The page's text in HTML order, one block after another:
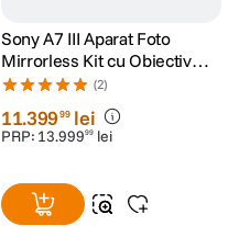
Sony A7 III Aparat Foto
Mirrorless Kit cu Obiectiv
Sony FE SEL 24-105mm F4
(2)
11.39999 lei
PRP: 13.99999 lei